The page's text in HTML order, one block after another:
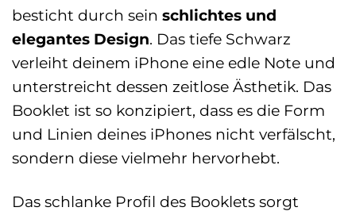
besticht durch sein schlichtes und
elegantes Design. Das tiefe Schwarz
verleiht deinem iPhone eine edle Note und
unterstreicht dessen zeitlose Ästhetik. Das
Booklet ist so konzipiert, dass es die Form
und Linien deines iPhones nicht verfälscht,
sondern diese vielmehr hervorhebt.
Das schlanke Profil des Booklets sorgt